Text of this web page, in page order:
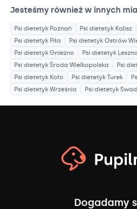
Jesteśmy również w innych
Psi dietetyk Poznań Psi dietetyk Kalisz
Psi dietetyk Piła Psi dietetyk Ostrów
Psi dietetyk Gniezno Psi dietetyk Leszno
Psi dietetyk Środa Wielkopolska Psi
Psi dietetyk Koło Psi dietetyk Turek
Psi dietetyk Września Psi dietetyk
Dogadamy